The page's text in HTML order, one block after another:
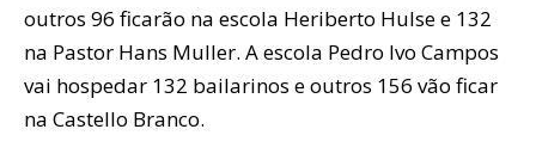
outros 96 ficarão na escola Heriberto Hulse e 132
na Pastor Hans Muller. A escola Pedro Ivo Campos
vai hospedar 132 bailarinos e outros 156 vão ficar
na Castello Branco.